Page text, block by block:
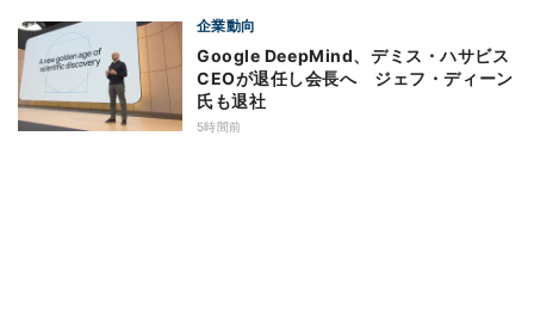
企業動向
Google DeepMind、デミス・ハサビス
CEOが退任し会長へ ジェフ・ディーン
氏も退社
5時間前